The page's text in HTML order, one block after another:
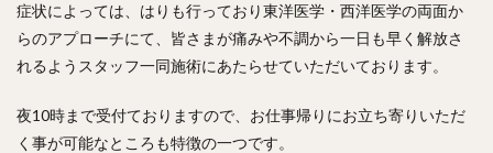
症状によっては、はりも行っており東洋医学・西洋医学の両面か
らのアプローチにて、皆さまが痛みや不調から一日も早く解放さ
れるようスタッフ一同施術にあたらせていただいております。
夜10時まで受付ておりますので、お仕事帰りにお立ち寄りいただ
く事が可能なところも特徴の一つです。